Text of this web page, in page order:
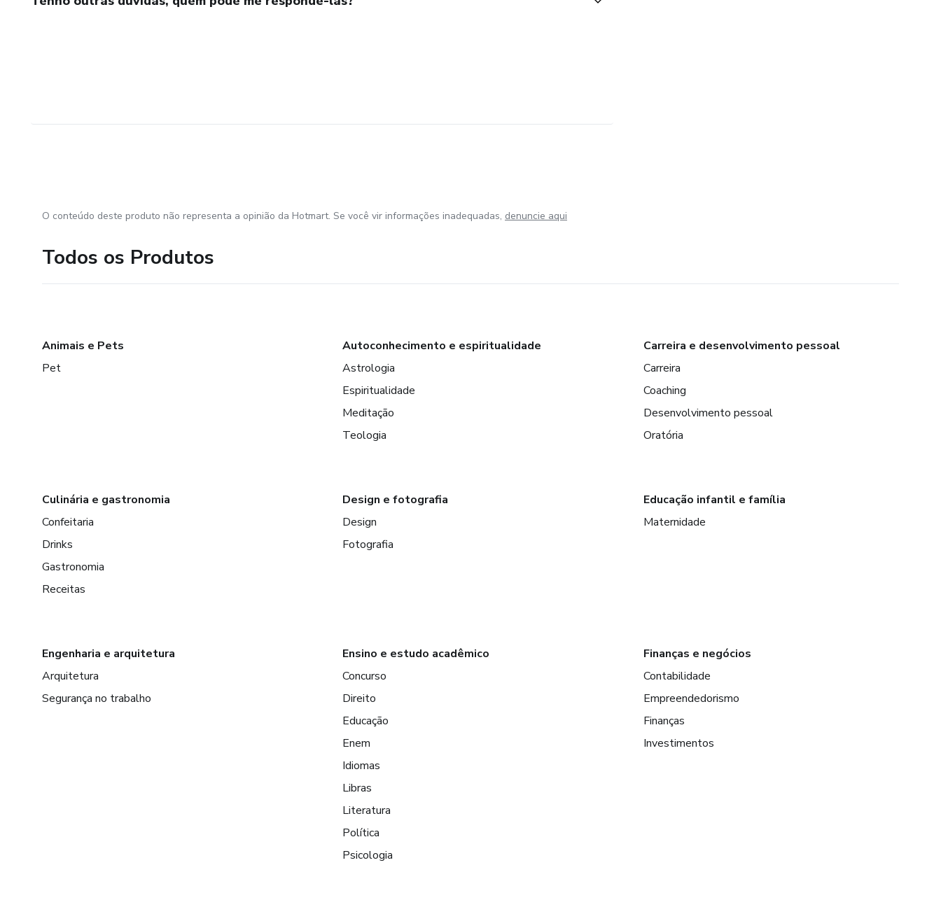
O conteúdo deste produto não representa a opinião da Hotmart. Se você vir informações inadequadas, denuncie aqui
Todos os Produtos
Animais e Pets
Pet
Autoconhecimento e espiritualidade
Astrologia
Espiritualidade
Meditação
Teologia
Carreira e desenvolvimento pessoal
Carreira
Coaching
Desenvolvimento pessoal
Oratória
Culinária e gastronomia
Confeitaria
Drinks
Gastronomia
Receitas
Design e fotografia
Design
Fotografia
Educação infantil e família
Maternidade
Engenharia e arquitetura
Arquitetura
Segurança no trabalho
Ensino e estudo acadêmico
Concurso
Direito
Educação
Enem
Idiomas
Libras
Literatura
Política
Psicologia
Finanças e negócios
Contabilidade
Empreendedorismo
Finanças
Investimentos